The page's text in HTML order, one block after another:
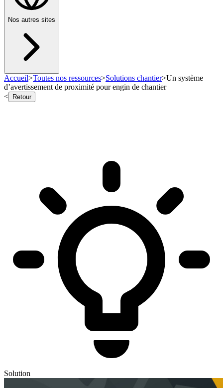
Nos autres sites
Accueil>Toutes nos ressources>Solutions chantier>Un système
d’avertissement de proximité pour engin de chantier
<
Retour
Solution